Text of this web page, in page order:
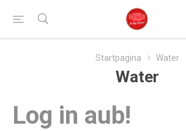
Startpagina Water
Water
Log in aub!